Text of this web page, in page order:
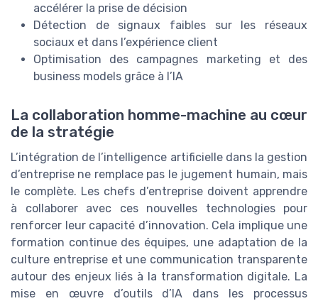
accélérer la prise de décision
Détection de signaux faibles sur les réseaux
sociaux et dans l’expérience client
Optimisation des campagnes marketing et des
business models grâce à l’IA
La collaboration homme-machine au cœur
de la stratégie
L’intégration de l’intelligence artificielle dans la gestion
d’entreprise ne remplace pas le jugement humain, mais
le complète. Les chefs d’entreprise doivent apprendre
à collaborer avec ces nouvelles technologies pour
renforcer leur capacité d’innovation. Cela implique une
formation continue des équipes, une adaptation de la
culture entreprise et une communication transparente
autour des enjeux liés à la transformation digitale. La
mise en œuvre d’outils d’IA dans les processus